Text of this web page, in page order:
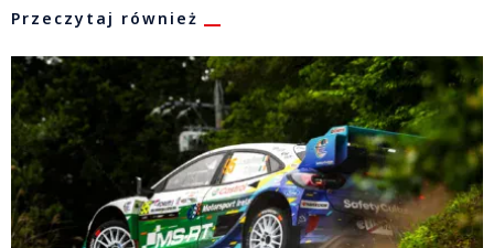
Przeczytaj również